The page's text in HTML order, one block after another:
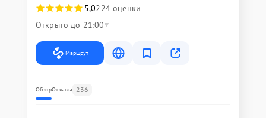
5,0224 оценки
Открыто до 21:00
Маршрут
ОбзорОтзывы 236